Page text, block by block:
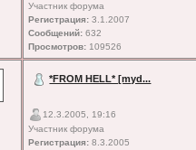
Участник форума
Регистрация: 3.1.2007
Сообщений: 632
Просмотров: 109526
*FROM HELL* [myd...
12.3.2005, 19:16
Участник форума
Регистрация: 8.3.2005